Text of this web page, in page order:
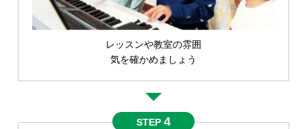
レッスンや教室の雰囲
気を確かめましょう
STEP 4